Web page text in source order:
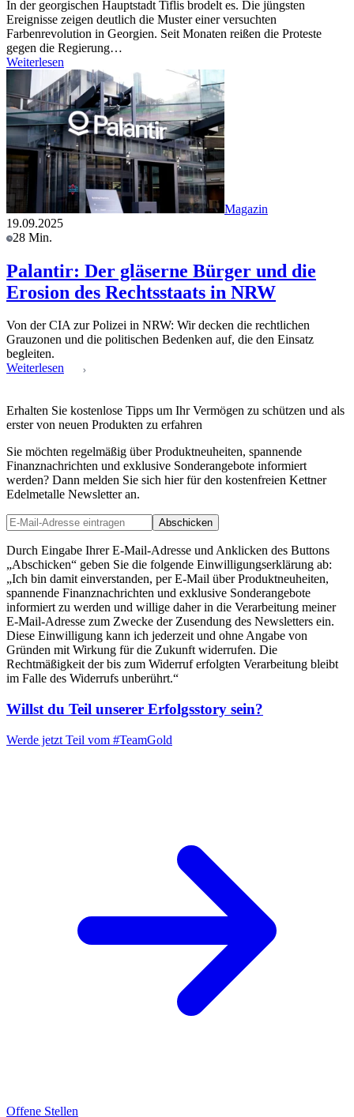
In der georgischen Hauptstadt Tiflis brodelt es. Die jüngsten
Ereignisse zeigen deutlich die Muster einer versuchten
Farbenrevolution in Georgien. Seit Monaten reißen die Proteste
gegen die Regierung…
Weiterlesen
Magazin
19.09.2025
28 Min.
Palantir: Der gläserne Bürger und die
Erosion des Rechtsstaats in NRW
Von der CIA zur Polizei in NRW: Wir decken die rechtlichen
Grauzonen und die politischen Bedenken auf, die den Einsatz
begleiten.
Weiterlesen
Erhalten Sie kostenlose Tipps um Ihr Vermögen zu schützen und als
erster von neuen Produkten zu erfahren
Sie möchten regelmäßig über Produktneuheiten, spannende
Finanznachrichten und exklusive Sonderangebote informiert
werden? Dann melden Sie sich hier für den kostenfreien Kettner
Edelmetalle Newsletter an.
Abschicken
Durch Eingabe Ihrer E-Mail-Adresse und Anklicken des Buttons
„Abschicken“ geben Sie die folgende Einwilligungserklärung ab:
„Ich bin damit einverstanden, per E-Mail über Produktneuheiten,
spannende Finanznachrichten und exklusive Sonderangebote
informiert zu werden und willige daher in die Verarbeitung meiner
E-Mail-Adresse zum Zwecke der Zusendung des Newsletters ein.
Diese Einwilligung kann ich jederzeit und ohne Angabe von
Gründen mit Wirkung für die Zukunft widerrufen. Die
Rechtmäßigkeit der bis zum Widerruf erfolgten Verarbeitung bleibt
im Falle des Widerrufs unberührt.“
Willst du Teil unserer Erfolgsstory sein?
Werde jetzt Teil vom #TeamGold
Offene Stellen